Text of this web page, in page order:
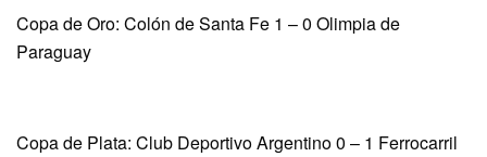
Copa de Oro: Colón de Santa Fe 1 – 0 Olimpia de
Paraguay
Copa de Plata: Club Deportivo Argentino 0 – 1 Ferrocarril